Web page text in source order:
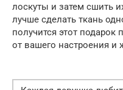
лоскуты и затем сшить
лучше сделать ткань
получится этот подарок
от вашего настроения и